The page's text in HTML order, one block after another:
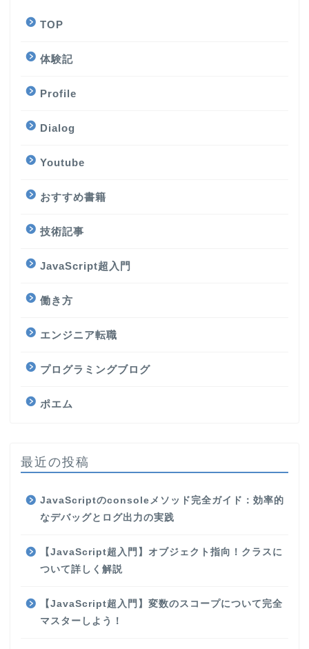
TOP
体験記
Profile
Dialog
Youtube
おすすめ書籍
技術記事
JavaScript超入門
働き方
エンジニア転職
プログラミングブログ
ポエム
最近の投稿
JavaScriptのconsoleメソッド完全ガイド：効率的
なデバッグとログ出力の実践
【JavaScript超入門】オブジェクト指向！クラスに
ついて詳しく解説
【JavaScript超入門】変数のスコープについて完全
マスターしよう！